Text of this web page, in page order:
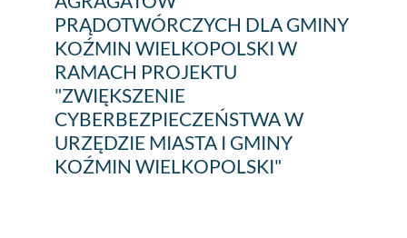
MONTAŻEM
URUCHOMIENIEM
AGRAGATÓW
PRĄDOTWÓRCZYCH DLA GMINY
KOŹMIN WIELKOPOLSKI W
RAMACH PROJEKTU
"ZWIĘKSZENIE
CYBERBEZPIECZEŃSTWA W
URZĘDZIE MIASTA I GMINY
KOŹMIN WIELKOPOLSKI"